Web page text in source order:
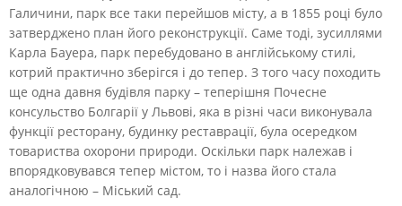
Галичини, парк все таки перейшов місту, а в 1855 році було
затверджено план його реконструкції. Саме тоді, зусиллями
Карла Бауера, парк перебудовано в англійському стилі,
котрий практично зберігся і до тепер. З того часу походить
ще одна давня будівля парку – теперішня Почесне
консульство Болгарії у Львові, яка в різні часи виконувала
функції ресторану, будинку реставрації, була осередком
товариства охорони природи. Оскільки парк належав і
впорядковувався тепер містом, то і назва його стала
аналогічною – Міський сад.